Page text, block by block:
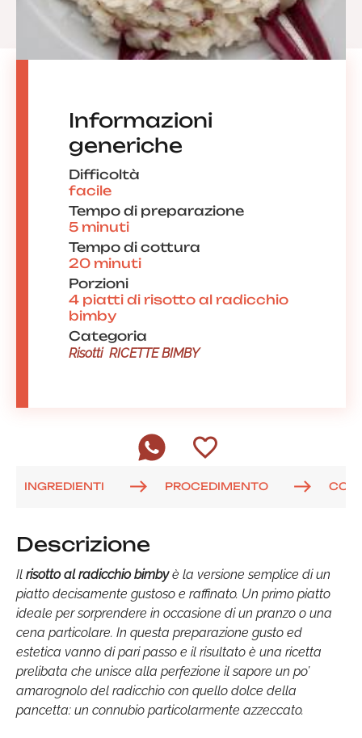
Informazioni
generiche
Difficoltà
facile
Tempo di preparazione
5 minuti
Tempo di cottura
20 minuti
Porzioni
4 piatti di risotto al radicchio
bimby
Categoria
Risotti RICETTE BIMBY
INGREDIENTI PROCEDIMENTO
Descrizione
Il risotto al radicchio bimbyè la versione semplice di un
piatto decisamente gustoso e raffinato. Un primo piatto
ideale per sorprendere in occasione di un pranzo o una
cena particolare. In questa preparazione gusto ed
estetica vanno di pari passo e il risultato è una ricetta
prelibata che unisce alla perfezione il sapore un po’
amarognolo del radicchio con quello dolce della
pancetta: un connubio particolarmente azzeccato.